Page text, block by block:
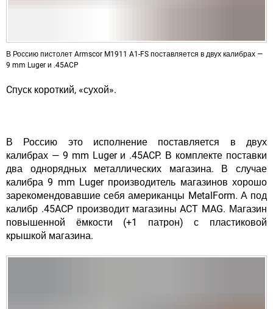
В Россию пистолет Armscor M1911 A1-FS поставляется в двух калибрах —
9 mm Luger и .45ACP
Cпуск короткий, «сухой».
В Россию это исполнение поставляется в двух
калибрах — 9 mm Luger и .45ACP. В комплекте поставки
два однорядных металлических магазина. В случае
калибра 9 mm Luger производитель магазинов хорошо
зарекомендовавшие себя американцы MetalForm. А под
калибр .45ACP производит магазины ACT MAG. Магазин
повышенной ёмкости (+1 патрон) с пластиковой
крышкой магазина.